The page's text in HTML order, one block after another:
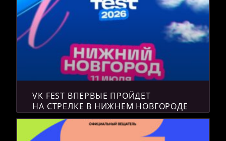
VK FEST ВПЕРВЫЕ ПРОЙДЕТ
НА СТРЕЛКЕ В НИЖНЕМ НОВГОРОДЕ